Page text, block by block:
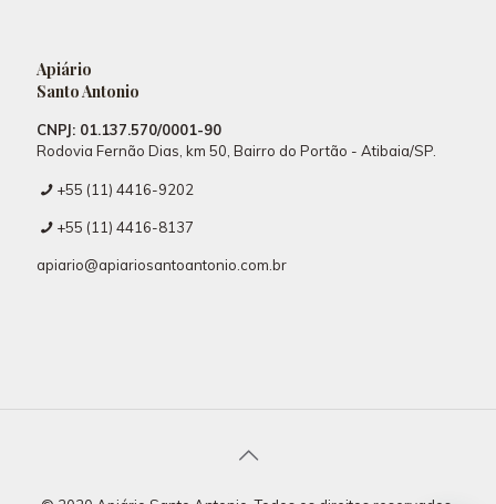
Apiário
Santo Antonio
CNPJ: 01.137.570/0001-90
Rodovia Fernão Dias, km 50, Bairro do Portão - Atibaia/SP.
+55 (11) 4416-9202
+55 (11) 4416-8137
apiario@apiariosantoantonio.com.br